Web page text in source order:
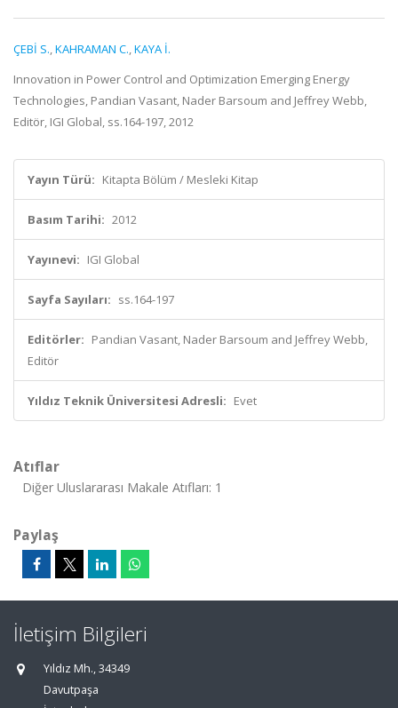
ÇEBİ S.,KAHRAMAN C.,KAYA İ.
Innovation in Power Control and Optimization Emerging Energy
Technologies, Pandian Vasant, Nader Barsoum and Jeffrey Webb,
Editör, IGI Global, ss.164-197, 2012
Yayın Türü: Kitapta Bölüm / Mesleki Kitap
Basım Tarihi: 2012
Yayınevi: IGI Global
Sayfa Sayıları: ss.164-197
Editörler: Pandian Vasant, Nader Barsoum and Jeffrey Webb,
Editör
Yıldız Teknik Üniversitesi Adresli: Evet
Atıflar
Diğer Uluslararası Makale Atıfları: 1
Paylaş
İletişim Bilgileri
Yıldız Mh., 34349
Davutpaşa